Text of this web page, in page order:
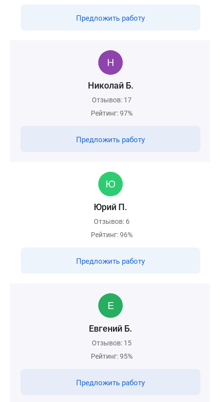
Предложить работу
Николай Б.
Отзывов: 17
Рейтинг: 97%
Предложить работу
Юрий П.
Отзывов: 6
Рейтинг: 96%
Предложить работу
Евгений Б.
Отзывов: 15
Рейтинг: 95%
Предложить работу